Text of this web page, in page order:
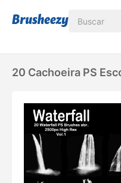
20 Cachoeira PS